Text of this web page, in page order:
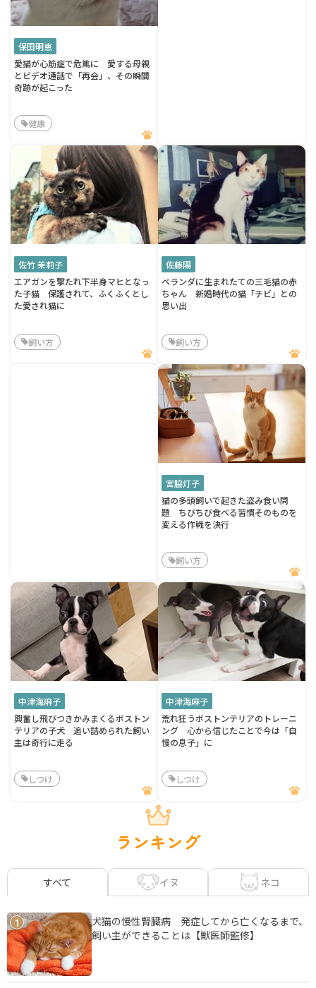
保田明恵
愛猫が心筋症で危篤に 愛する母親
とビデオ通話で「再会」、その瞬間
奇跡が起こった
健康
佐竹 茉莉子
エアガンを撃たれ下半身マヒとなっ
た子猫 保護されて、ふくふくとし
た愛され猫に
飼い方
佐藤陽
ベランダに生まれたての三毛猫の赤
ちゃん 新婚時代の猫「チビ」との
思い出
飼い方
宮脇灯子
猫の多頭飼いで起きた盗み食い問
題 ちびちび食べる習慣そのものを
変える作戦を決行
飼い方
中津海麻子
興奮し飛びつきかみまくるボストン
テリアの子犬 追い詰められた飼い
主は奇行に走る
しつけ
中津海麻子
荒れ狂うボストンテリアのトレーニ
ング 心から信じたことで今は「自
慢の息子」に
しつけ
ランキング
すべて イヌ ネコ
1
犬猫の慢性腎臓病 発症してから亡くなるまで、
飼い主ができることは【獣医師監修】